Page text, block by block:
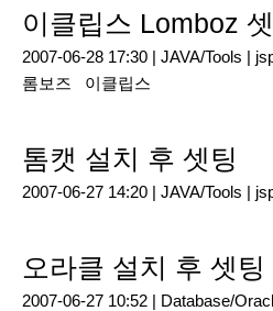
이클립스 Lomboz
2007-06-28 17:30 | JAVA/Tools |
롬보즈
이클립스
톰캣 설치 후 셋팅
2007-06-27 14:20 | JAVA/Tools |
오라클 설치 후 셋팅
2007-06-27 10:52 | Database/